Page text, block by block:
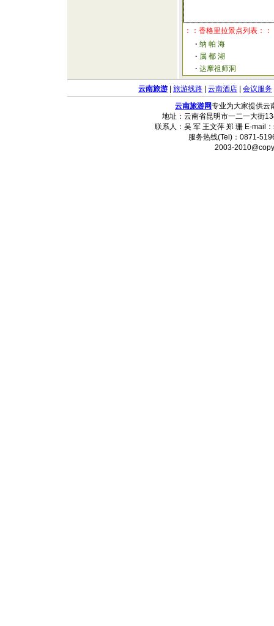
：：香格里拉景点列表：：
· 纳 帕 海
· 属 都 湖
· 达摩祖师洞
云南旅游 旅游线路 云南酒店 会议服务
云南旅游网专业为大家提供云
地址：云南省昆明市一二一大街
联系人：吴 军 王文萍 郑 珊 E-mail：
服务热线(Tel)：0871-
2003-